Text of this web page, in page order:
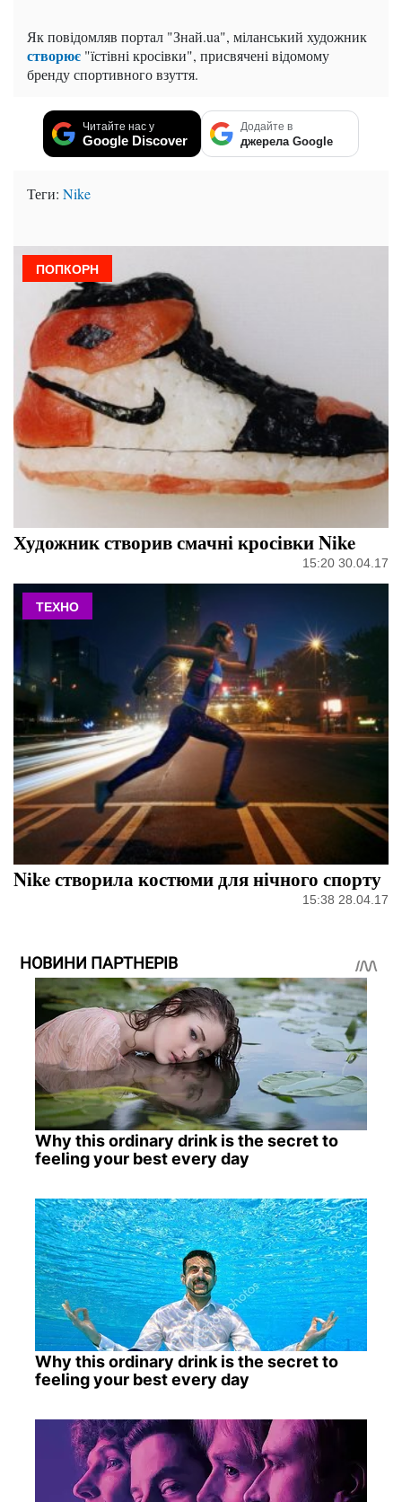
Як повідомляв портал "Знай.ua", міланський художник
створює "їстівні кросівки", присвячені відомому
бренду спортивного взуття.
Читайте нас у
Google Discover
Додайте в
джерела Google
Теги: Nike
ПОПКОРН
Художник створив смачні кросівки Nike
15:20 30.04.17
ТЕХНО
Nike створила костюми для нічного спорту
15:38 28.04.17
НОВИНИ ПАРТНЕРІВ
Why this ordinary drink is the secret to
feeling your best every day
Why this ordinary drink is the secret to
feeling your best every day